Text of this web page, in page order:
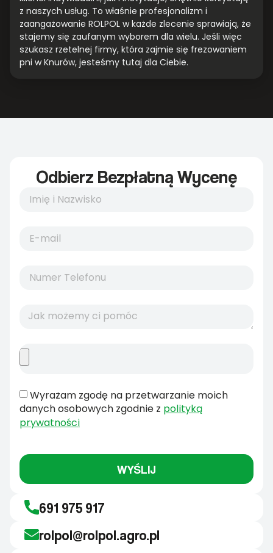
z naszych usług. To właśnie profesjonalizm i
zaangażowanie ROLPOL w każde zlecenie sprawiają, że
stajemy się zaufanym wyborem dla wielu. Jeśli więc
szukasz rzetelnej firmy, która zajmie się frezowaniem
pni w Knurów, jesteśmy tutaj dla Ciebie.
Odbierz Bezpłatną Wycenę
Wyrażam zgodę na przetwarzanie moich
danych osobowych zgodnie z polityką
prywatności
WYŚLIJ
691 975 917
rolpol@rolpol.agro.pl